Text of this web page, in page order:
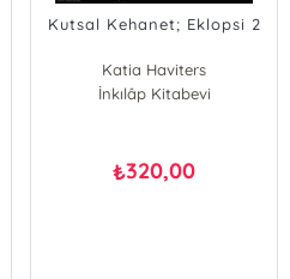
Kutsal Kehanet; Eklopsi 2
Katia Haviters
İnkılâp Kitabevi
₺320,00